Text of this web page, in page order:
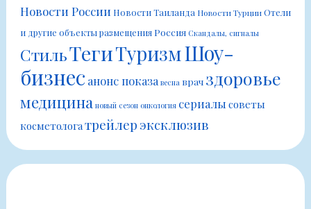
Новости России Новости Таиланда Новости ТурцииОтели
и другие объекты размещенияРоссия Скандалы, сигналы
СтильТегиТуризмШоу-
бизнес анонс показа весна врач здоровье
медицина новый сезон онкология сериалы советы
косметологатрейлер эксклюзив